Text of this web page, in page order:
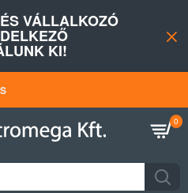
VÁLLALKOZÓ
KI!
0